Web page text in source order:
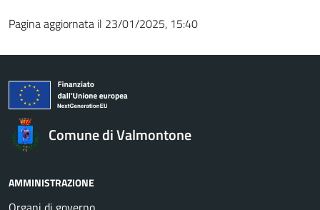
Pagina aggiornata il 23/01/2025, 15:40
Comune di Valmontone
AMMINISTRAZIONE